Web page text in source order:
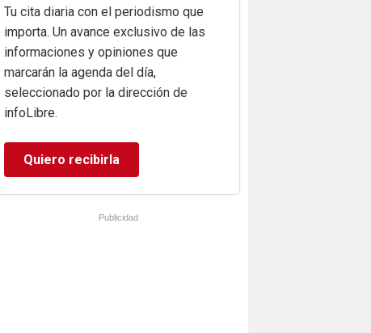
Tu cita diaria con el periodismo que
importa. Un avance exclusivo de las
informaciones y opiniones que
marcarán la agenda del día,
seleccionado por la dirección de
infoLibre.
Quiero recibirla
Publicidad